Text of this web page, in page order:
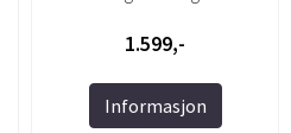
1.599,-
Informasjon